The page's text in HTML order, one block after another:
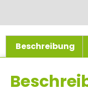
Beschreibung